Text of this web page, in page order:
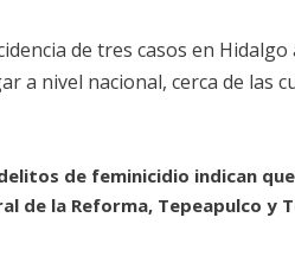
de tres casos en
a nivel nacional, cerca de las
de feminicidio indican
de la Reforma, Tepeapulco y